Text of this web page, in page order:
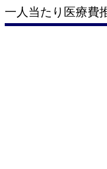
一人当たり医療費